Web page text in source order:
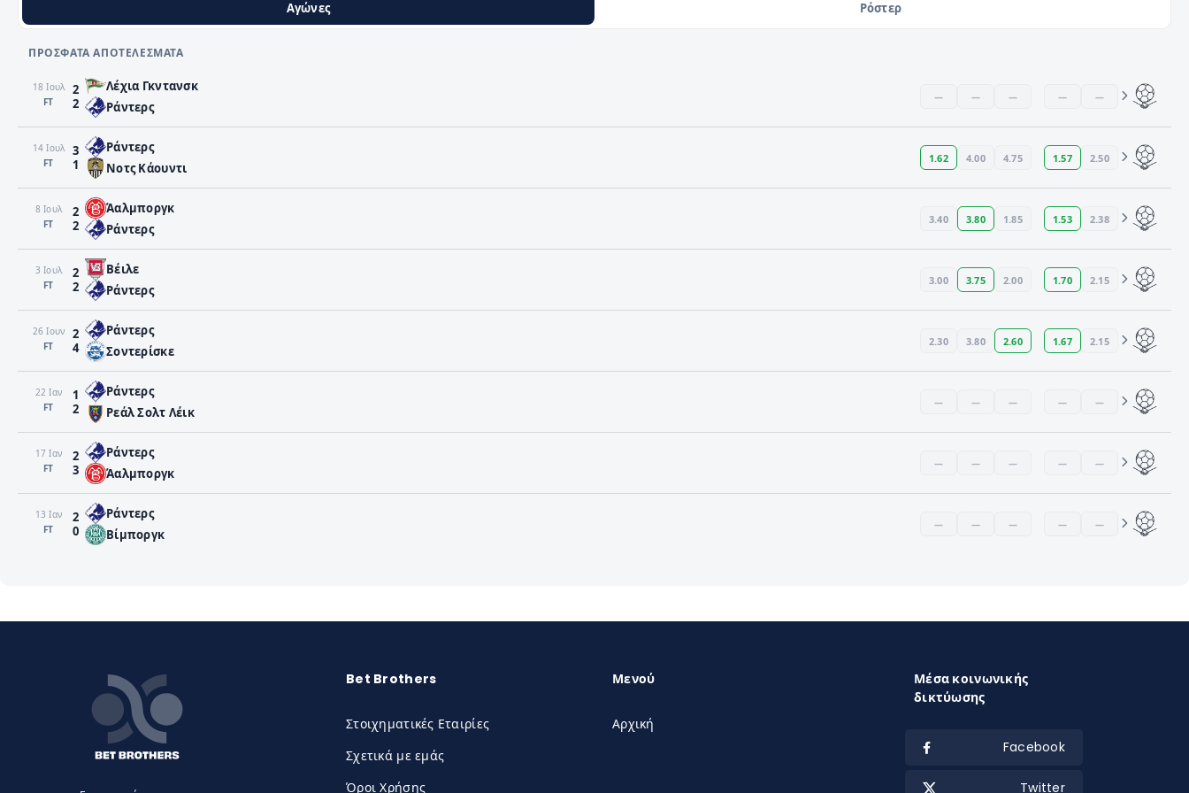
Αγώνες Ρόστερ
ΠΡΌΣΦΑΤΑ ΑΠΟΤΕΛΈΣΜΑΤΑ
18 Ιουλ
FΤ
2
2
Λέχια Γκντανσκ
Ράντερς
— — — — —
14 Ιουλ
FΤ
3
1
Ράντερς
Νοτς Κάουντι
1.62 4.00 4.75 1.57 2.50
8 Ιουλ
FΤ
2
2
Άαλμποργκ
Ράντερς
3.40 3.80 1.85 1.53 2.38
3 Ιουλ
FΤ
2
2
Βέιλε
Ράντερς
3.00 3.75 2.00 1.70 2.15
26 Ιουν
FΤ
2
4
Ράντερς
Σοντερίσκε
2.30 3.80 2.60 1.67 2.15
22 Ιαν
FΤ
1
2
Ράντερς
Ρεάλ Σολτ Λέικ
— — — — —
17 Ιαν
FΤ
2
3
Ράντερς
Άαλμποργκ
— — — — —
13 Ιαν
FΤ
2
0
Ράντερς
Βίμποργκ
— — — — —
Bet Brothers
Στοιχηματικές Εταιρίες
Σχετικά με εμάς
Όροι Χρήσης
Μενού
Αρχική
Μέσα κοινωνικής
δικτύωσης
Facebook
Twitter